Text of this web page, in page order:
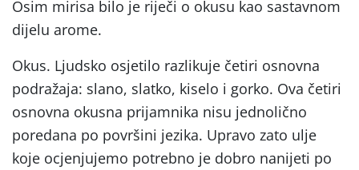
Osim mirisa bilo je riječi o okusu kao sastavnom
dijelu arome.
Okus. Ljudsko osjetilo razlikuje četiri osnovna
podražaja: slano, slatko, kiselo i gorko. Ova četiri
osnovna okusna prijamnika nisu jednolično
poredana po površini jezika. Upravo zato ulje
koje ocjenjujemo potrebno je dobro nanijeti po